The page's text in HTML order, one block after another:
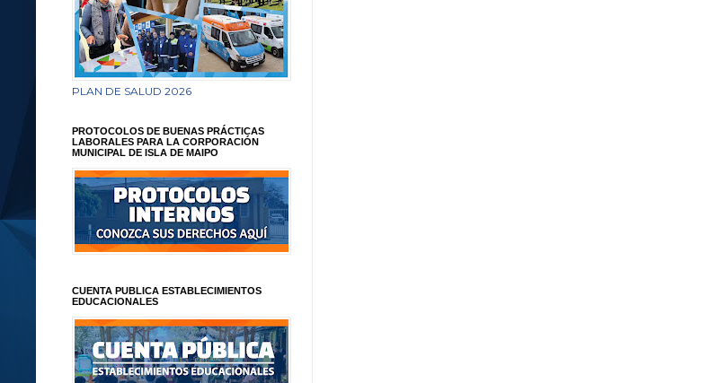
PLAN DE SALUD 2026
PROTOCOLOS DE BUENAS PRÁCTICAS
LABORALES PARA LA CORPORACIÓN
MUNICIPAL DE ISLA DE MAIPO
CUENTA PUBLICA ESTABLECIMIENTOS
EDUCACIONALES